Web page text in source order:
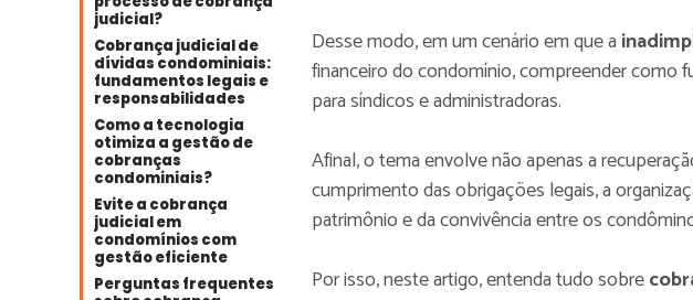
judicial?
Cobrança judicial de
dívidas condominiais:
fundamentos legais e
responsabilidades
Como a tecnologia
otimiza a gestão de
cobranças
condominiais?
Evite a cobrança
judicial em
condomínios com
gestão eficiente
Perguntas frequentes
Desse modo, em um cenário em que a
financeiro do condomínio, compreender como
para síndicos e administradoras.
Afinal, o tema envolve não apenas a
cumprimento das obrigações legais, a
patrimônio e da convivência entre os
Por isso, neste artigo, entenda tudo sobre